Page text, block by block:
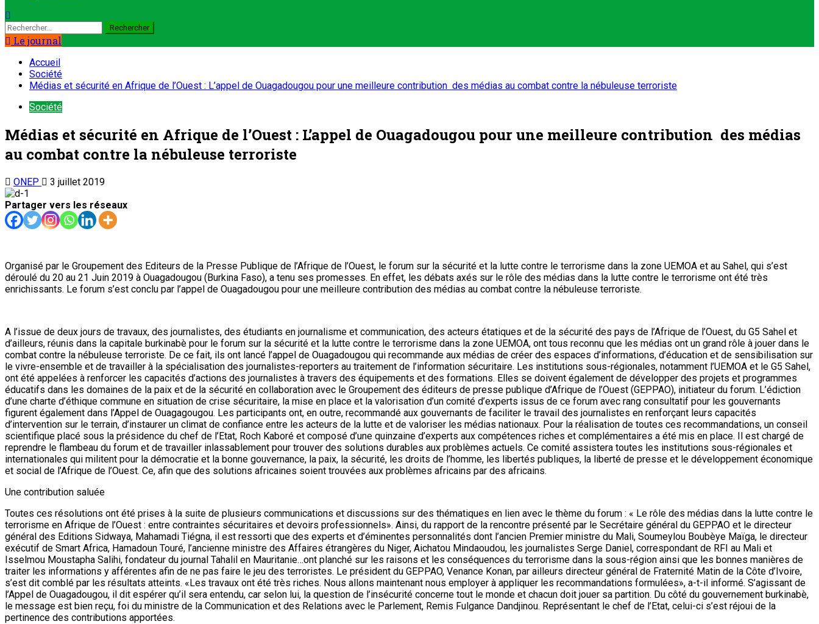
Rechercher :
Le journal
Accueil
Société
Médias et sécurité en Afrique de l’Ouest : L’appel de Ouagadougou pour une meilleure contribution des médias au combat contre la nébuleuse terroriste
Société
Médias et sécurité en Afrique de l’Ouest : L’appel de Ouagadougou pour une meilleure contribution des médias
au combat contre la nébuleuse terroriste
ONEP
3 juillet 2019
Partager vers les réseaux
Organisé par le Groupement des Editeurs de la Presse Publique de l’Afrique de l’Ouest, le forum sur la sécurité et la lutte contre le terrorisme dans la zone UEMOA et au Sahel, qui s’est
déroulé du 20 au 21 Juin 2019 à Ouagadougou (Burkina Faso), a tenu ses promesses. En effet, les débats axés sur le rôle des médias dans la lutte contre le terrorisme ont été très
enrichissants. Le forum s’est conclu par l’appel de Ouagadougou pour une meilleure contribution des médias au combat contre la nébuleuse terroriste.
A l’issue de deux jours de travaux, des journalistes, des étudiants en journalisme et communication, des acteurs étatiques et de la sécurité des pays de l’Afrique de l’Ouest, du G5 Sahel et
d’ailleurs, réunis dans la capitale burkinabè pour le forum sur la sécurité et la lutte contre le terrorisme dans la zone UEMOA, ont tous reconnu que les médias ont un grand rôle à jouer dans le
combat contre la nébuleuse terroriste. De ce fait, ils ont lancé l’appel de Ouagadougou qui recommande aux médias de créer des espaces d’informations, d’éducation et de sensibilisation sur
le vivre-ensemble et de travailler à la spécialisation des journalistes-reporters au traitement de l’information sécuritaire. Les institutions sous-régionales, notamment l’UEMOA et le G5 Sahel,
ont été appelées à renforcer les capacités d’actions des journalistes à travers des équipements et des formations. Elles se doivent également de développer des projets et programmes
éducatifs dans les domaines de la paix et de la sécurité en collaboration avec le Groupement des éditeurs de presse publique d’Afrique de l’Ouest (GEPPAO), initiateur du forum. L’édiction
d’une charte d’éthique commune en situation de crise sécuritaire, la mise en place et la valorisation d’un comité d’experts issus de ce forum avec rang consultatif pour les gouvernants
figurent également dans l’Appel de Ouagagougou. Les participants ont, en outre, recommandé aux gouvernants de faciliter le travail des journalistes en renforçant leurs capacités
d’intervention sur le terrain, d’instaurer un climat de confiance entre les acteurs de la lutte et de valoriser les médias nationaux. Pour la réalisation de toutes ces recommandations, un conseil
scientifique placé sous la présidence du chef de l’Etat, Roch Kaboré et composé d’une quinzaine d’experts aux compétences riches et complémentaires a été mis en place. Il est chargé de
reprendre le flambeau du forum et de travailler inlassablement pour trouver des solutions durables aux problèmes actuels. Ce comité assistera toutes les institutions sous-régionales et
internationales qui militent pour la démocratie et la bonne gouvernance, la paix, la sécurité, les droits de l’homme, les libertés publiques, la liberté de presse et le développement économique
et social de l’Afrique de l’Ouest. Ce, afin que des solutions africaines soient trouvées aux problèmes africains par des africains.
Une contribution saluée
Toutes ces résolutions ont été prises à la suite de plusieurs communications et discussions sur des thématiques en lien avec le thème du forum : « Le rôle des médias dans la lutte contre le
terrorisme en Afrique de l’Ouest : entre contraintes sécuritaires et devoirs professionnels». Ainsi, du rapport de la rencontre présenté par le Secrétaire général du GEPPAO et le directeur
général des Editions Sidwaya, Mahamadi Tiégna, il est ressorti que des experts et d’éminentes personnalités dont l’ancien Premier ministre du Mali, Soumeylou Boubèye Maïga, le directeur
exécutif de Smart Africa, Hamadoun Touré, l’ancienne ministre des Affaires étrangères du Niger, Aichatou Mindaoudou, les journalistes Serge Daniel, correspondant de RFI au Mali et
Isselmou Moustapha Salihi, fondateur du journal Tahalil en Mauritanie…ont planché sur les raisons et les conséquences du terrorisme dans la sous-région ainsi que les bonnes manières de
traiter les informations y afférentes afin de ne pas faire le jeu des terroristes. Le président du GEPPAO, Venance Konan, par ailleurs directeur général de Fraternité Matin de la Côte d’Ivoire,
s’est dit comblé par les résultats atteints. «Les travaux ont été très riches. Nous allons maintenant nous employer à appliquer les recommandations formulées», a-t-il informé. S’agissant de
l’Appel de Ouagadougou, il dit espérer qu’il sera entendu, car selon lui, la question de l’insécurité concerne tout le monde et chacun doit jouer sa partition. Du côté du gouvernement burkinabè,
le message est bien reçu, foi du ministre de la Communication et des Relations avec le Parlement, Remis Fulgance Dandjinou. Représentant le chef de l’Etat, celui-ci s’est réjoui de la
pertinence des contributions apportées.